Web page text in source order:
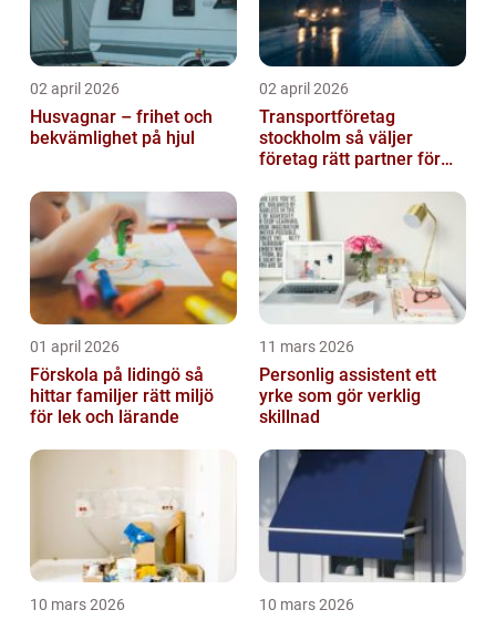
02 april 2026
Husvagnar – frihet och
bekvämlighet på hjul
02 april 2026
Transportföretag
stockholm så väljer
företag rätt partner för
01 april 2026
Förskola på lidingö så
hittar familjer rätt miljö
för lek och lärande
11 mars 2026
Personlig assistent ett
yrke som gör verklig
skillnad
10 mars 2026 10 mars 2026